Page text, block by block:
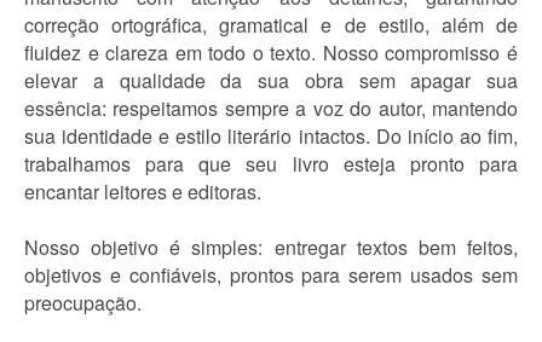
correção ortográfica, gramatical e de estilo, além de
fluidez e clareza em todo o texto. Nosso compromisso é
elevar a qualidade da sua obra sem apagar sua
essência: respeitamos sempre a voz do autor, mantendo
sua identidade e estilo literário intactos. Do início ao fim,
trabalhamos para que seu livro esteja pronto para
encantar leitores e editoras.
Nosso objetivo é simples: entregar textos bem feitos,
objetivos e confiáveis, prontos para serem usados sem
preocupação.